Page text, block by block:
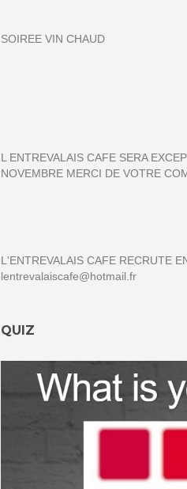
SOIREE VIN CHAUD
L ENTREVALAIS CAFE SERA
NOVEMBRE MERCI DE VOTRE
L'ENTREVALAIS CAFE RECRUTE
lentrevalaiscafe@hotmail.fr
QUIZ